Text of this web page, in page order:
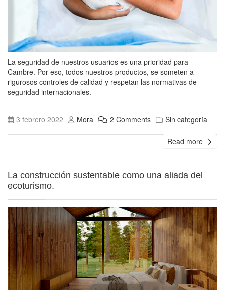
La seguridad de nuestros usuarios es una prioridad para
Cambre. Por eso, todos nuestros productos, se someten a
rigurosos controles de calidad y respetan las normativas de
seguridad internacionales.
3 febrero 2022 Mora 2 Comments Sin categoría
Read more
La construcción sustentable como una aliada del
ecoturismo.